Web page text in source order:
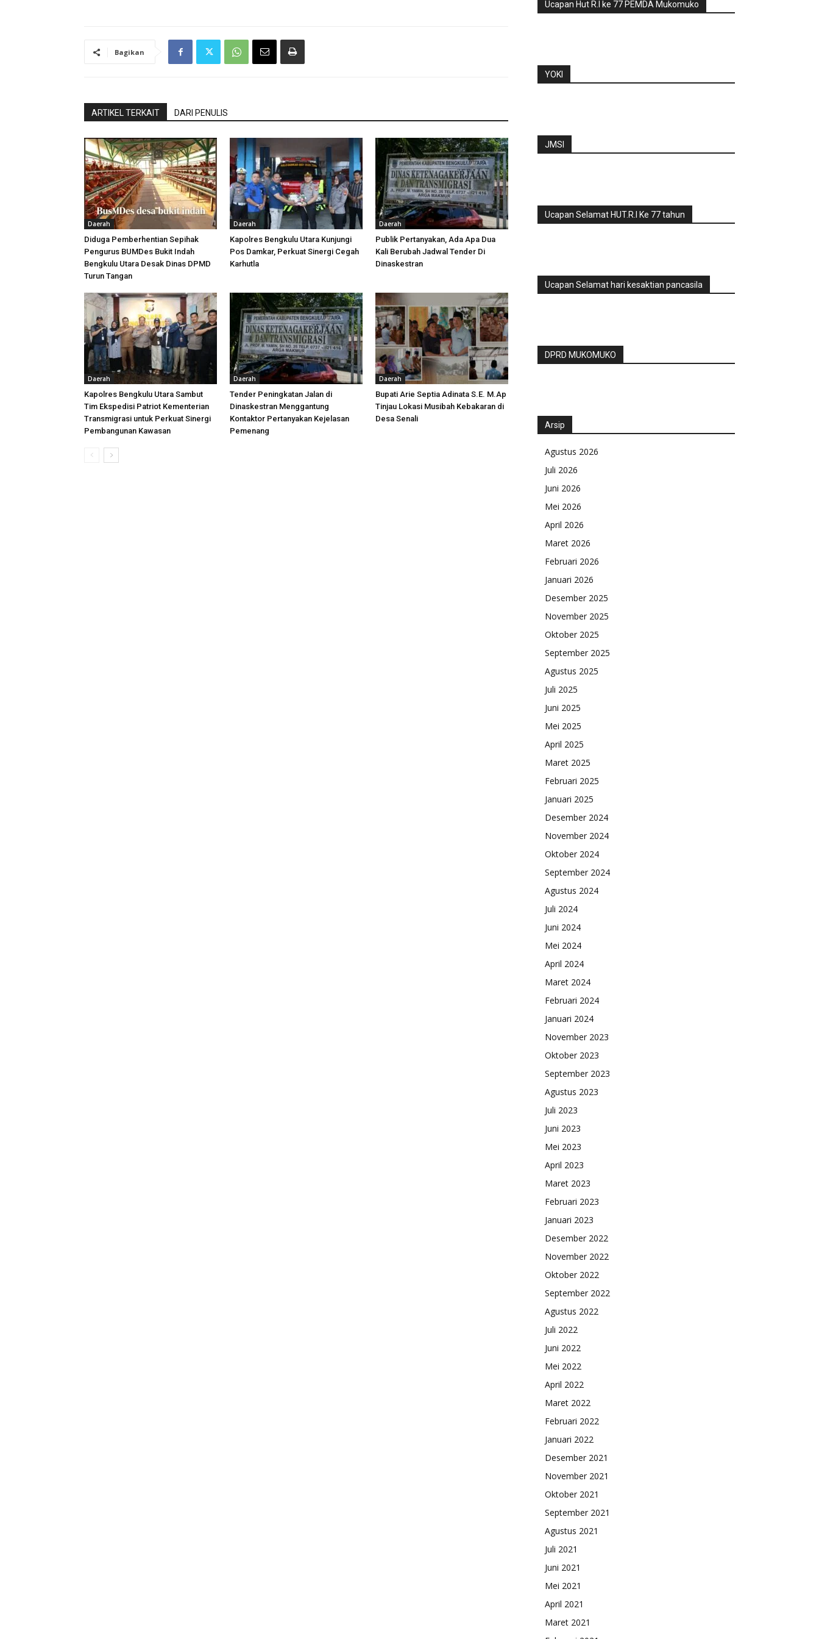
Bagikan
ARTIKEL TERKAIT DARI PENULIS
Daerah
Diduga Pemberhentian Sepihak
Pengurus BUMDes Bukit Indah
Bengkulu Utara Desak Dinas DPMD
Turun Tangan
Daerah
Kapolres Bengkulu Utara Kunjungi
Pos Damkar, Perkuat Sinergi Cegah
Karhutla
Daerah
Publik Pertanyakan, Ada Apa Dua
Kali Berubah Jadwal Tender Di
Dinaskestran
Daerah
Kapolres Bengkulu Utara Sambut
Tim Ekspedisi Patriot Kementerian
Transmigrasi untuk Perkuat Sinergi
Pembangunan Kawasan
Daerah
Tender Peningkatan Jalan di
Dinaskestran Menggantung
Kontaktor Pertanyakan Kejelasan
Pemenang
Daerah
Bupati Arie Septia Adinata S.E. M.Ap
Tinjau Lokasi Musibah Kebakaran di
Desa Senali
Ucapan Hut R.I ke 77 PEMDA Mukomuko
YOKI
JMSI
Ucapan Selamat HUT.R.I Ke 77 tahun
Ucapan Selamat hari kesaktian pancasila
DPRD MUKOMUKO
Arsip
Agustus 2026
Juli 2026
Juni 2026
Mei 2026
April 2026
Maret 2026
Februari 2026
Januari 2026
Desember 2025
November 2025
Oktober 2025
September 2025
Agustus 2025
Juli 2025
Juni 2025
Mei 2025
April 2025
Maret 2025
Februari 2025
Januari 2025
Desember 2024
November 2024
Oktober 2024
September 2024
Agustus 2024
Juli 2024
Juni 2024
Mei 2024
April 2024
Maret 2024
Februari 2024
Januari 2024
November 2023
Oktober 2023
September 2023
Agustus 2023
Juli 2023
Juni 2023
Mei 2023
April 2023
Maret 2023
Februari 2023
Januari 2023
Desember 2022
November 2022
Oktober 2022
September 2022
Agustus 2022
Juli 2022
Juni 2022
Mei 2022
April 2022
Maret 2022
Februari 2022
Januari 2022
Desember 2021
November 2021
Oktober 2021
September 2021
Agustus 2021
Juli 2021
Juni 2021
Mei 2021
April 2021
Maret 2021